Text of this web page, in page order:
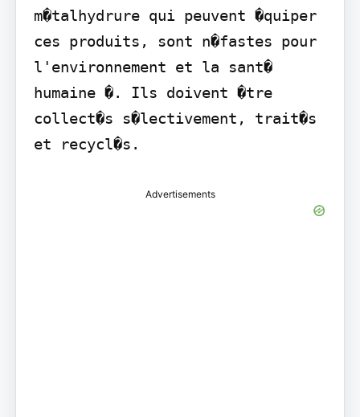
m�talhydrure qui peuvent �quiper
ces produits, sont n�fastes pour
l'environnement et la sant�
humaine �. Ils doivent �tre
collect�s s�lectivement, trait�s
et recycl�s.
Advertisements